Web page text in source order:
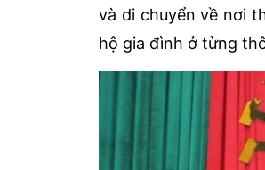
và di chuyển về nơi
hộ gia đình ở từng